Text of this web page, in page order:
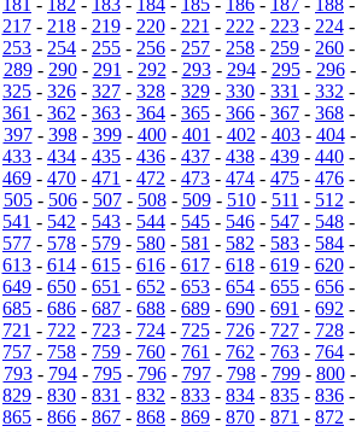
217- 218- 219- 220- 221 - 222 - 223- 224-
253 - 254 - 255 - 256 - 257 - 258 - 259 - 260 -
289- 290- 291 - 292 - 293- 294- 295- 296-
325 - 326 - 327 - 328 - 329 - 330 - 331 - 332 -
361 - 362 - 363 - 364 - 365 - 366 - 367 - 368 -
397- 398- 399- 400- 401 - 402 - 403- 404-
433 - 434 - 435 - 436 - 437 - 438 - 439 - 440 -
469 - 470 - 471 - 472 - 473 - 474 - 475 - 476 -
505- 506- 507- 508- 509- 510- 511 - 512 -
541 - 542 - 543 - 544 - 545 - 546 - 547 - 548 -
577 - 578 - 579 - 580 - 581 - 582 - 583 - 584 -
613- 614- 615- 616- 617- 618- 619- 620-
649 - 650 - 651 - 652 - 653 - 654 - 655 - 656 -
685 - 686 - 687 - 688 - 689 - 690 - 691 - 692 -
721 - 722 - 723- 724- 725- 726- 727- 728-
757 - 758 - 759 - 760 - 761 - 762 - 763 - 764 -
793- 794- 795- 796- 797- 798- 799- 800-
829 - 830 - 831 - 832 - 833 - 834 - 835 - 836 -
865 - 866 - 867 - 868 - 869 - 870 - 871 - 872 -